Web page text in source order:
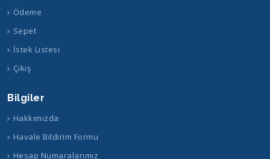
Ödeme
Sepet
İstek Listesi
Çıkış
Bilgiler
Hakkımızda
Havale Bildirim Formu
Hesap Numaralarımız